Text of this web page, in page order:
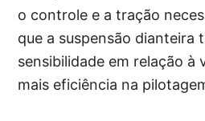
o controle e a tração
que a suspensão dianteira
sensibilidade em relação à
mais eficiência na